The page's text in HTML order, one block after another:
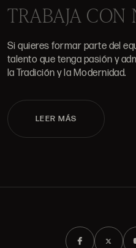
TRABAJA CON
Si quieres formar parte del
talento que tenga pasión y
la Tradición y la Modernidad.
LEER MÁS